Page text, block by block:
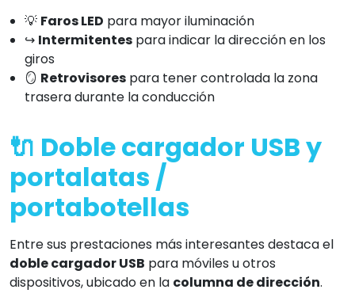
💡 Faros LED para mayor iluminación
↪️ Intermitentes para indicar la dirección en los
giros
🪞 Retrovisores para tener controlada la zona
trasera durante la conducción
🔌 Doble cargador USB y
portalatas /
portabotellas
Entre sus prestaciones más interesantes destaca el
doble cargador USB para móviles u otros
dispositivos, ubicado en la columna de dirección.